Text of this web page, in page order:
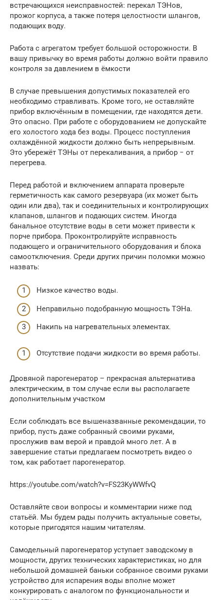
встречающихся неисправностей: перекал ТЭНов,
прожог корпуса, а также потеря целостности шлангов,
подающих воду.
Работа с агрегатом требует большой осторожности. В
вашу привычку во время работы должно войти правило
контроля за давлением в ёмкости
В случае превышения допустимых показателей его
необходимо стравливать. Кроме того, не оставляйте
прибор включённым в помещении, где находятся дети.
Это опасно. При работе с оборудованием не допускайте
его холостого хода без воды. Процесс поступления
охлаждённой жидкости должно быть непрерывным.
Это убережёт ТЭНы от перекаливания, а прибор − от
перегрева.
Перед работой и включением аппарата проверьте
герметичность как самого резервуара (их может быть
один или два), так и соединительных и контролирующих
клапанов, шлангов и подающих систем. Иногда
банальное отсутствие воды в сети может привести к
порче прибора. Проконтролируйте исправность
подающего и ограничительного оборудования и блока
самоотключения. Среди других причин поломки можно
назвать:
Низкое качество воды.
Неправильно подобранную мощность ТЭНа.
Накипь на нагревательных элементах.
Отсутствие подачи жидкости во время работы.
Дровяной парогенератор – прекрасная альтернатива
электрическим, в том случае если вы располагаете
дополнительным участком
Если соблюдать все вышеназванные рекомендации, то
прибор, пусть даже собранный своими руками,
прослужив вам верой и правдой много лет. А в
завершение статьи предлагаем посмотреть видео о
том, как работает парогенератор.
https://youtube.com/watch?v=FS23KyWWfvQ
Оставляйте свои вопросы и комментарии ниже под
статьёй. Мы будем рады получить актуальные советы,
которые пригодятся нашим читателям.
Самодельный парогенератор уступает заводскому в
мощности, других технических характеристиках, но для
небольшой домашней баньки собранное своими руками
устройство для испарения воды вполне может
конкурировать с аналогом по функциональности и